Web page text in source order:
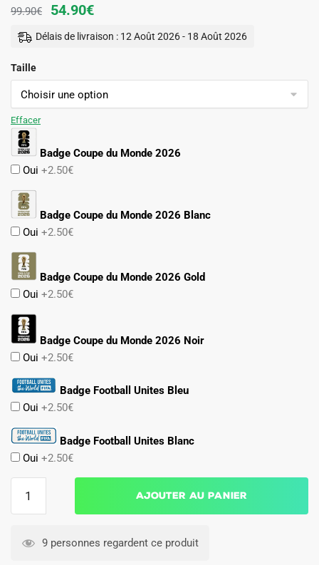
99.90€
Le
prix
99.90€.
54.90€Le
prix
54.90€.
Délais de livraison : 12 Août 2026 - 18 Août 2026
Taille
Effacer
Badge Coupe du Monde 2026
Oui +2.50€
Badge Coupe du Monde 2026 Blanc
Oui +2.50€
Badge Coupe du Monde 2026 Gold
Oui +2.50€
Badge Coupe du Monde 2026 Noir
Oui +2.50€
Badge Football Unites Bleu
Oui +2.50€
Badge Football Unites Blanc
Oui +2.50€
Domicile
Ajouter au panier
9 personnes regardent ce produit